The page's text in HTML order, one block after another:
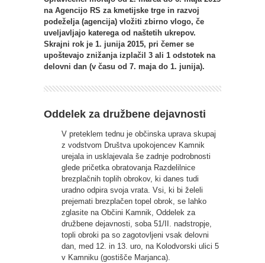
na Agencijo RS za kmetijske trge in razvoj
podeželja (agencija) vložiti zbirno vlogo, če
uveljavljajo katerega od naštetih ukrepov.
Skrajni rok je 1. junija 2015, pri čemer se
upoštevajo znižanja izplačil 3 ali 1 odstotek na
delovni dan (v času od 7. maja do 1. junija).
Oddelek za družbene dejavnosti
V preteklem tednu je občinska uprava skupaj
z vodstvom Društva upokojencev Kamnik
urejala in usklajevala še zadnje podrobnosti
glede pričetka obratovanja Razdelilnice
brezplačnih toplih obrokov, ki danes tudi
uradno odpira svoja vrata. Vsi, ki bi želeli
prejemati brezplačen topel obrok, se lahko
zglasite na Občini Kamnik, Oddelek za
družbene dejavnosti, soba 51/II. nadstropje,
topli obroki pa so zagotovljeni vsak delovni
dan, med 12. in 13. uro, na Kolodvorski ulici 5
v Kamniku (gostišče Marjanca).